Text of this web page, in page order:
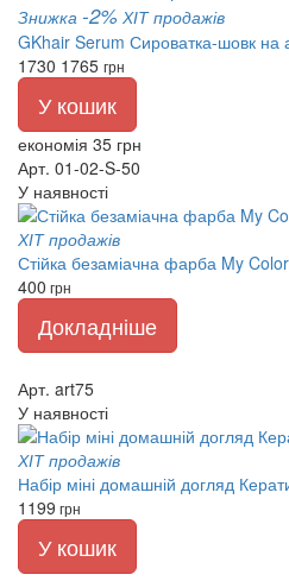
Знижка -2% ХІТ продажів
GKhair Serum Сироватка-шовк на
1730 1765 грн
У кошик
економія 35 грн
Арт. 01-02-S-50
У наявності
ХІТ продажів
Стійка безаміачна фарба My
400 грн
Докладніше
Арт. art75
У наявності
ХІТ продажів
Набір міні домашній догляд
1199 грн
У кошик